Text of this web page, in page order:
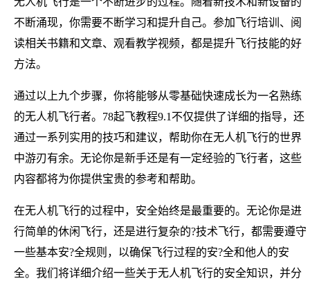
不断涌现，你需要不断学习和提升自己。参加飞行培训、阅
读相关书籍和文章、观看教学视频，都是提升飞行技能的好
方法。
通过以上九个步骤，你将能够从零基础快速成长为一名熟练
的无人机飞行者。78起飞教程9.1不仅提供了详细的指导，还
通过一系列实用的技巧和建议，帮助你在无人机飞行的世界
中游刃有余。无论你是新手还是有一定经验的飞行者，这些
内容都将为你提供宝贵的参考和帮助。
在无人机飞行的过程中，安全始终是最重要的。无论你是进
行简单的休闲飞行，还是进行复杂的?技术飞行，都需要遵守
一些基本安?全规则，以确保飞行过程的安?全和他人的安
全。我们将详细介绍一些关于无人机飞行的安全知识，并分